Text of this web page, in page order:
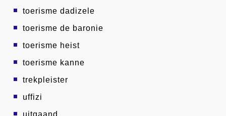
toerisme dadizele
toerisme de baronie
toerisme heist
toerisme kanne
trekpleister
uffizi